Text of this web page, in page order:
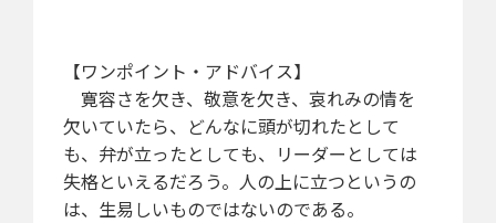
【ワンポイント・アドバイス】
寛容さを欠き、敬意を欠き、哀れみの情を
欠いていたら、どんなに頭が切れたとして
も、弁が立ったとしても、リーダーとしては
失格といえるだろう。人の上に立つというの
は、生易しいものではないのである。